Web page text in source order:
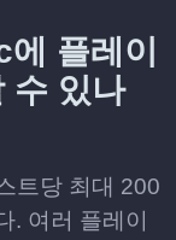
플레이
수 있나
트당 최대 200
. 여러 플레이